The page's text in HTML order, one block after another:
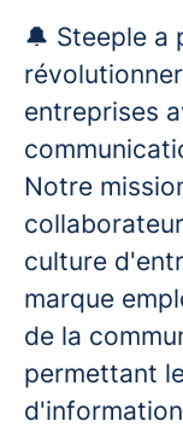
🔔 Steeple a
entreprises
Notre
culture
marque
de la
permettant